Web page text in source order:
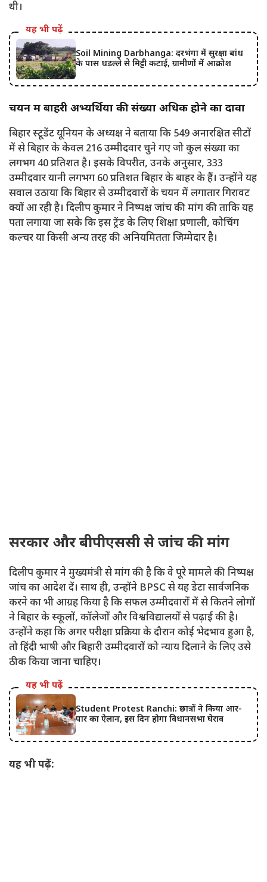
थी।
यह भी पढ़ें
Soil Mining Darbhanga: दरभंगा में सुरक्षा बांध
के पास धड़ल्ले से मिट्टी कटाई, ग्रामीणों में आक्रोश
चयन में बाहरी अभ्यर्थियों की संख्या अधिक होने का दावा
बिहार स्टूडेंट यूनियन के अध्यक्ष ने बताया कि 549 अनारक्षित सीटों
में से बिहार के केवल 216 उम्मीदवार चुने गए जो कुल संख्या का
लगभग 40 प्रतिशत है। इसके विपरीत, उनके अनुसार, 333
उम्मीदवार यानी लगभग 60 प्रतिशत बिहार के बाहर के हैं। उन्होंने यह
सवाल उठाया कि बिहार से उम्मीदवारों के चयन में लगातार गिरावट
क्यों आ रही है। दिलीप कुमार ने निष्पक्ष जांच की मांग की ताकि यह
पता लगाया जा सके कि इस ट्रेंड के लिए शिक्षा प्रणाली, कोचिंग
कल्चर या किसी अन्य तरह की अनियमितता जिम्मेदार है।
सरकार और बीपीएससी से जांच की मांग
दिलीप कुमार ने मुख्यमंत्री से मांग की है कि वे पूरे मामले की निष्पक्ष
जांच का आदेश दें। साथ ही, उन्होंने BPSC से यह डेटा सार्वजनिक
करने का भी आग्रह किया है कि सफल उम्मीदवारों में से कितने लोगों
ने बिहार के स्कूलों, कॉलेजों और विश्वविद्यालयों से पढ़ाई की है।
उन्होंने कहा कि अगर परीक्षा प्रक्रिया के दौरान कोई भेदभाव हुआ है,
तो हिंदी भाषी और बिहारी उम्मीदवारों को न्याय दिलाने के लिए उसे
ठीक किया जाना चाहिए।
यह भी पढ़ें
Student Protest Ranchi: छात्रों ने किया आर-
पार का ऐलान, इस दिन होगा विधानसभा घेराव
यह भी पढ़ें: